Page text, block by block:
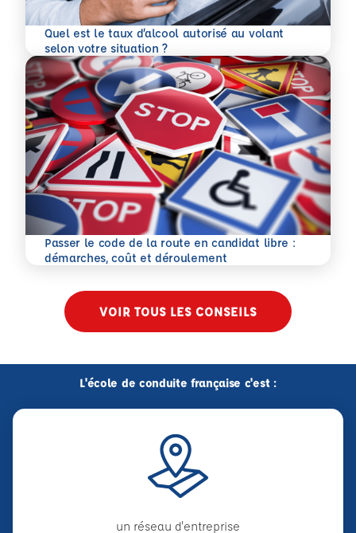
Quel est le taux d’alcool autorisé au volant
selon votre situation ?
En savoir plus
Passer le code de la route en candidat libre :
démarches, coût et déroulement
En savoir plus
VOIR TOUS LES CONSEILS
L'école de conduite française c'est :
un réseau d'entreprise